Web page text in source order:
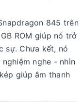
845 trên
ROM giúp nó trở
sự. Chưa kết, nó
nghe - nhìn
giúp âm thanh